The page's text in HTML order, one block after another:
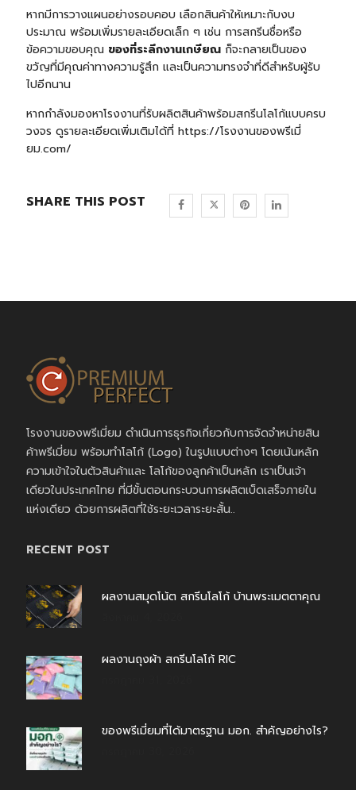
หากมีการวางแผนอย่างรอบคอบ เลือกสินค้าให้เหมาะกับงบ
ประมาณ พร้อมเพิ่มรายละเอียดเล็ก ๆ เช่น การสกรีนชื่อหรือ
ข้อความขอบคุณ ของที่ระลึกงานเกษียณก็จะกลายเป็นของ
ขวัญที่มีคุณค่าทางความรู้สึก และเป็นความทรงจำที่ดีสำหรับผู้รับ
ไปอีกนาน
หากกำลังมองหาโรงงานที่รับผลิตสินค้าพร้อมสกรีนโลโก้แบบครบ
วงจร ดูรายละเอียดเพิ่มเติมได้ที่ https://โรงงานของพรีเมี่
ยม.com/
SHARE THIS POST
โรงงานของพรีเมี่ยม ดำเนินการธุรกิจเกี่ยวกับการจัดจำหน่ายสิน
ค้าพรีเมี่ยม พร้อมทำโลโก้ (Logo) ในรูปแบบต่างๆ โดยเน้นหลัก
ความเข้าใจในตัวสินค้าและ โลโก้ของลูกค้าเป็นหลัก เราเป็นเจ้า
เดียวในประเทศไทย ที่มีขั้นตอนกระบวนการผลิตเบ็ดเสร็จภายใน
แห่งเดียว ด้วยการผลิตที่ใช้ระยะเวลาระยะสั้น..
RECENT POST
ผลงานสมุดโน้ต สกรีนโลโก้ บ้านพระเมตตาคุณ
ผลงานถุงผ้า สกรีนโลโก้ RIC
ของพรีเมี่ยมที่ได้มาตรฐาน มอก. สำคัญอย่างไร?